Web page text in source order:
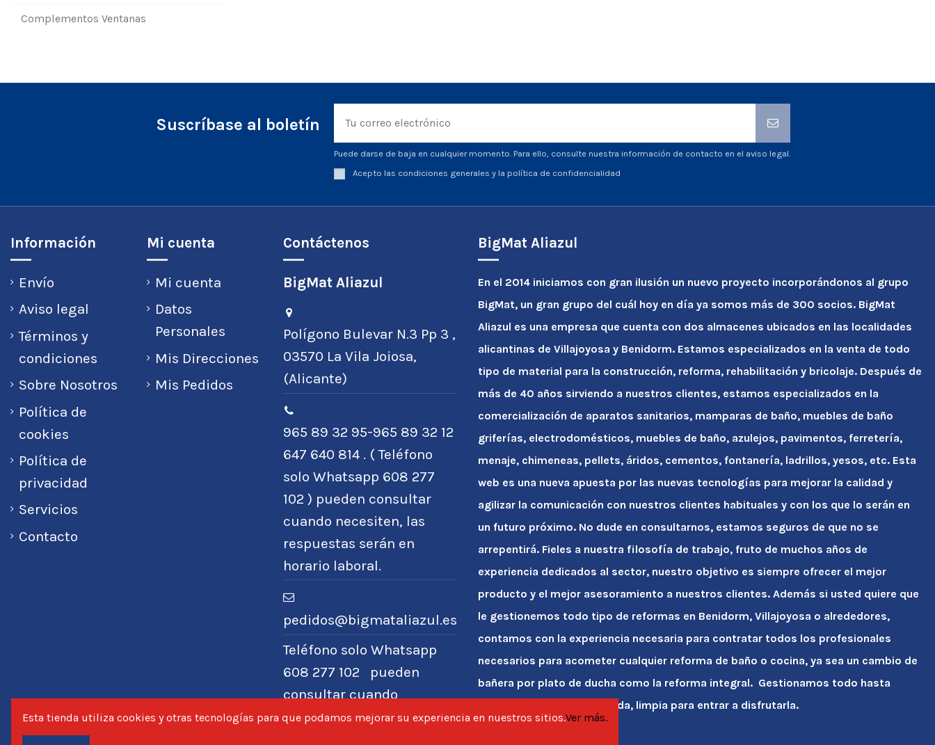
Complementos Ventanas
Suscríbase al boletín
Puede darse de baja en cualquier momento. Para ello, consulte nuestra información de contacto en el aviso legal.
Acepto las condiciones generales y la política de confidencialidad
Información
Envío
Aviso legal
Términos y
condiciones
Sobre Nosotros
Política de
cookies
Política de
privacidad
Servicios
Contacto
Mi cuenta
Mi cuenta
Datos
Personales
Mis Direcciones
Mis Pedidos
Contáctenos
BigMat Aliazul
Polígono Bulevar N.3 Pp 3 ,
03570 La Vila Joiosa,
(Alicante)
965 89 32 95-965 89 32 12
647 640 814 . ( Teléfono
solo Whatsapp 608 277
102 ) pueden consultar
cuando necesiten, las
respuestas serán en
horario laboral.
pedidos@bigmataliazul.es
Teléfono solo Whatsapp
608 277 102 pueden
consultar cuando
necesiten, las respuestas
BigMat Aliazul
En el 2014 iniciamos con gran ilusión un nuevo proyecto incorporándonos al grupo
BigMat, un gran grupo del cuál hoy en día ya somos más de 300 socios. BigMat
Aliazul es una empresa que cuenta con dos almacenes ubicados en las localidades
alicantinas de Villajoyosa y Benidorm. Estamos especializados en la venta de todo
tipo de material para la construcción, reforma, rehabilitación y bricolaje. Después de
más de 40 años sirviendo a nuestros clientes, estamos especializados en la
comercialización de aparatos sanitarios, mamparas de baño, muebles de baño
griferías, electrodomésticos, muebles de baño, azulejos, pavimentos, ferretería,
menaje, chimeneas, pellets, áridos, cementos, fontanería, ladrillos, yesos, etc. Esta
web es una nueva apuesta por las nuevas tecnologías para mejorar la calidad y
agilizar la comunicación con nuestros clientes habituales y con los que lo serán en
un futuro próximo. No dude en consultarnos, estamos seguros de que no se
arrepentirá. Fieles a nuestra filosofía de trabajo, fruto de muchos años de
experiencia dedicados al sector, nuestro objetivo es siempre ofrecer el mejor
producto y el mejor asesoramiento a nuestros clientes. Además si usted quiere que
le gestionemos todo tipo de reformas en Benidorm, Villajoyosa o alrededores,
contamos con la experiencia necesaria para contratar todos los profesionales
necesarios para acometer cualquier reforma de baño o cocina, ya sea un cambio de
bañera por plato de ducha como la reforma integral. Gestionamos todo hasta
entregarle la casa reformada, limpia para entrar a disfrutarla.
Esta tienda utiliza cookies y otras tecnologías para que podamos mejorar su experiencia en nuestros sitios.Ver más.